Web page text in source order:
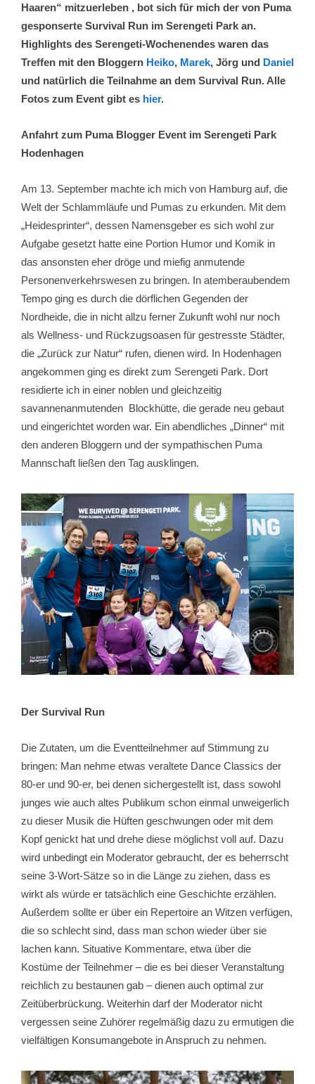
Haaren“ mitzuerleben , bot sich für mich der von Puma
gesponserte Survival Run im Serengeti Park an.
Highlights des Serengeti-Wochenendes waren das
Treffen mit den Bloggern Heiko, Marek, Jörg und Daniel
und natürlich die Teilnahme an dem Survival Run. Alle
Fotos zum Event gibt es hier.
Anfahrt zum Puma Blogger Event im Serengeti Park
Hodenhagen
Am 13. September machte ich mich von Hamburg auf, die
Welt der Schlammläufe und Pumas zu erkunden. Mit dem
„Heidesprinter“, dessen Namensgeber es sich wohl zur
Aufgabe gesetzt hatte eine Portion Humor und Komik in
das ansonsten eher dröge und miefig anmutende
Personenverkehrswesen zu bringen. In atemberaubendem
Tempo ging es durch die dörflichen Gegenden der
Nordheide, die in nicht allzu ferner Zukunft wohl nur noch
als Wellness- und Rückzugsoasen für gestresste Städter,
die „Zurück zur Natur“ rufen, dienen wird. In Hodenhagen
angekommen ging es direkt zum Serengeti Park. Dort
residierte ich in einer noblen und gleichzeitig
savannenanmutenden Blockhütte, die gerade neu gebaut
und eingerichtet worden war. Ein abendliches „Dinner“ mit
den anderen Bloggern und der sympathischen Puma
Mannschaft ließen den Tag ausklingen.
Der Survival Run
Die Zutaten, um die Eventteilnehmer auf Stimmung zu
bringen: Man nehme etwas veraltete Dance Classics der
80-er und 90-er, bei denen sichergestellt ist, dass sowohl
junges wie auch altes Publikum schon einmal unweigerlich
zu dieser Musik die Hüften geschwungen oder mit dem
Kopf genickt hat und drehe diese möglichst voll auf. Dazu
wird unbedingt ein Moderator gebraucht, der es beherrscht
seine 3-Wort-Sätze so in die Länge zu ziehen, dass es
wirkt als würde er tatsächlich eine Geschichte erzählen.
Außerdem sollte er über ein Repertoire an Witzen verfügen,
die so schlecht sind, dass man schon wieder über sie
lachen kann. Situative Kommentare, etwa über die
Kostüme der Teilnehmer – die es bei dieser Veranstaltung
reichlich zu bestaunen gab – dienen auch optimal zur
Zeitüberbrückung. Weiterhin darf der Moderator nicht
vergessen seine Zuhörer regelmäßig dazu zu ermutigen die
vielfältigen Konsumangebote in Anspruch zu nehmen.